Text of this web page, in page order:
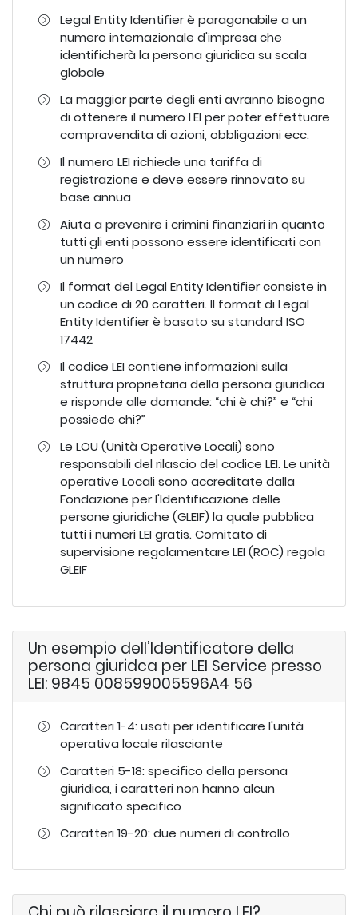
Legal Entity Identifier è paragonabile a un
numero internazionale d'impresa che
identificherà la persona giuridica su scala
globale
La maggior parte degli enti avranno bisogno
di ottenere il numero LEI per poter effettuare
compravendita di azioni, obbligazioni ecc.
Il numero LEI richiede una tariffa di
registrazione e deve essere rinnovato su
base annua
Aiuta a prevenire i crimini finanziari in quanto
tutti gli enti possono essere identificati con
un numero
Il format del Legal Entity Identifier consiste in
un codice di 20 caratteri. Il format di Legal
Entity Identifier è basato su standard ISO
17442
Il codice LEI contiene informazioni sulla
struttura proprietaria della persona giuridica
e risponde alle domande: “chi è chi?” e “chi
possiede chi?”
Le LOU (Unità Operative Locali) sono
responsabili del rilascio del codice LEI. Le unità
operative Locali sono accreditate dalla
Fondazione per l'Identificazione delle
persone giuridiche (GLEIF) la quale pubblica
tutti i numeri LEI gratis. Comitato di
supervisione regolamentare LEI (ROC) regola
GLEIF
Un esempio dell’Identificatore della
persona giuridca per LEI Service presso
LEI: 9845 008599005596A4 56
Caratteri 1-4: usati per identificare l'unità
operativa locale rilasciante
Caratteri 5-18: specifico della persona
giuridica, i caratteri non hanno alcun
significato specifico
Caratteri 19-20: due numeri di controllo